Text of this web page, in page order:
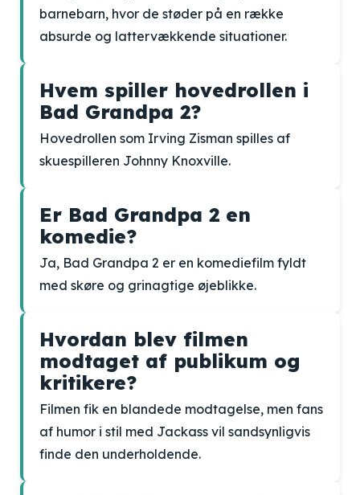
barnebarn, hvor de støder på en række
absurde og lattervækkende situationer.
Hvem spiller hovedrollen i
Bad Grandpa 2?
Hovedrollen som Irving Zisman spilles af
skuespilleren Johnny Knoxville.
Er Bad Grandpa 2 en
komedie?
Ja, Bad Grandpa 2 er en komediefilm fyldt
med skøre og grinagtige øjeblikke.
Hvordan blev filmen
modtaget af publikum og
kritikere?
Filmen fik en blandede modtagelse, men fans
af humor i stil med Jackass vil sandsynligvis
finde den underholdende.